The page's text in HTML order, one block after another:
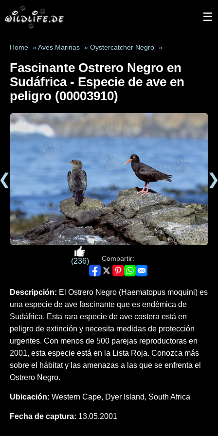
☰
Home » Aves Marinas » Oystercatcher Negro »
Fascinante Ostrero Negro en
Sudáfrica - Especie de ave en
peligro (00003910)
(236) Compartir:
Descripción: El Ostrero Negro (Haematopus moquini) es
una especie de ave fascinante que es endémica de
Sudáfrica. Esta rara especie de ave costera está en
peligro de extinción y necesita medidas de protección
urgentes. Con menos de 500 parejas reproductoras en
2001, esta especie está en la Lista Roja. Conozca más
sobre el hábitat y las amenazas a las que se enfrenta el
Ostrero Negro.
Ubicación: Western Cape, Dyer Island, South Africa
Fecha de captura: 13.05.2001